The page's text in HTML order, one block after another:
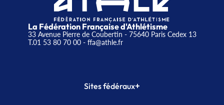
La Fédération Française d'Athlétisme
33 Avenue Pierre de Coubertin - 75640 Paris Cedex 13
T.01 53 80 70 00- ffa@athle.fr
Sites fédéraux+